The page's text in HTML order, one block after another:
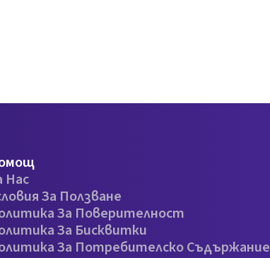
Нас
За Ползване
За Поверителност
За Бисквитки
За Потребителско Съдържание